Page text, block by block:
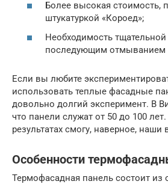
Более высокая стоимость,
штукатуркой «Короед»;
Необходимость
последующим отмыванием
Если вы любите
использовать теплые фасадные
довольно долгий эксперимент. В
что панели служат от 50 до 100 лет.
результатах смогу, наверное, наши
Особенности
Термофасадная панель состоит из